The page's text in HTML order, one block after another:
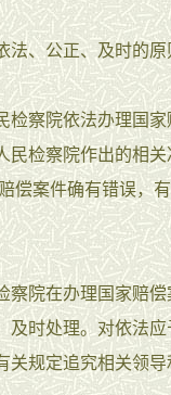
、公正、及时的原
察院依法办理国家
民检察院作出的相
偿案件确有错误，
察院在办理国家赔
及时处理。对依法
关规定追究相关领